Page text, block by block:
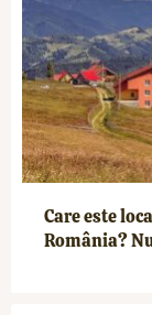
Care este
România?